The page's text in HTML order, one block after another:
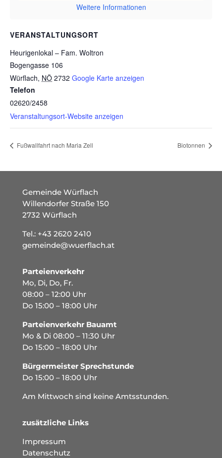
VERANSTALTUNGSORT
Heurigenlokal – Fam. Woltron
Bogengasse 106
Würflach, NÖ 2732 Google Karte anzeigen
Telefon
02620/2458
Veranstaltungsort-Website anzeigen
Weitere Informationen
Fußwallfahrt nach Maria Zell Biotonnen
Gemeinde Würflach
Willendorfer Straße 150
2732 Würflach
Tel.: +43 2620 2410
gemeinde@wuerflach.at
Parteienverkehr
Mo, Di, Do, Fr.
08:00 – 12:00 Uhr
Do 15:00 – 18:00 Uhr
Parteienverkehr Bauamt
Mo & Di 08:00 – 11:30 Uhr
Do 15:00 – 18:00 Uhr
Bürgermeister Sprechstunde
Do 15:00 – 18:00 Uhr
Am Mittwoch sind keine Amtsstunden.
zusätzliche Links
Impressum
Datenschutz